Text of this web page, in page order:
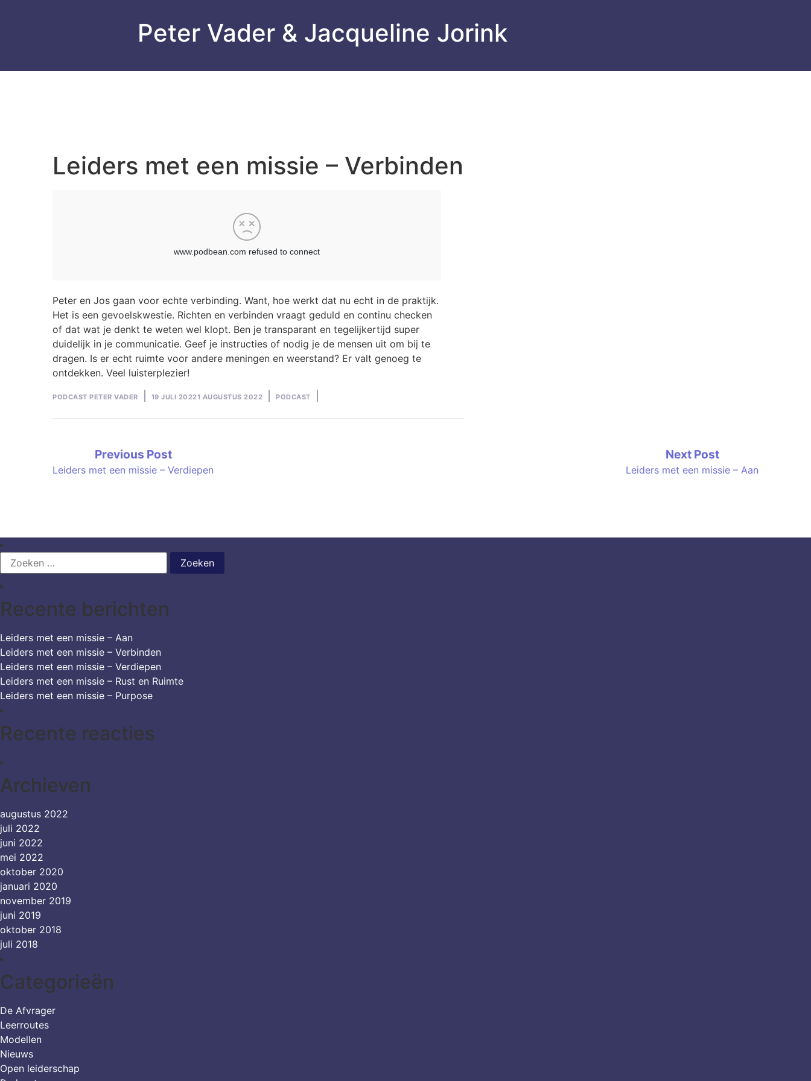
Peter Vader & Jacqueline Jorink
Leiders met een missie – Verbinden
Peter en Jos gaan voor echte verbinding. Want, hoe werkt dat nu echt in de praktijk.
Het is een gevoelskwestie. Richten en verbinden vraagt geduld en continu checken
of dat wat je denkt te weten wel klopt. Ben je transparant en tegelijkertijd super
duidelijk in je communicatie. Geef je instructies of nodig je de mensen uit om bij te
dragen. Is er echt ruimte voor andere meningen en weerstand? Er valt genoeg te
ontdekken. Veel luisterplezier!
Posted
PODCAST PETER VADER 19 JULI 20221 AUGUSTUS 2022
Posted
PODCAST
Bericht
navigatie
Previous PostPrevious
post:
Leiders met een missie – Verdiepen
Next PostNext
post:
Leiders met een missie – Aan
Zoeken
naar:
Recente berichten
Leiders met een missie – Aan
Leiders met een missie – Verbinden
Leiders met een missie – Verdiepen
Leiders met een missie – Rust en Ruimte
Leiders met een missie – Purpose
Recente reacties
Archieven
augustus 2022
juli 2022
juni 2022
mei 2022
oktober 2020
januari 2020
november 2019
juni 2019
oktober 2018
juli 2018
Categorieën
De Afvrager
Leerroutes
Modellen
Nieuws
Open leiderschap